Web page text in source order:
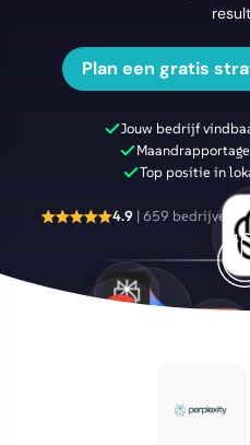
Plan een gratis
Jouw bedrijf
Top positie in
4.9| 659 bedrijven